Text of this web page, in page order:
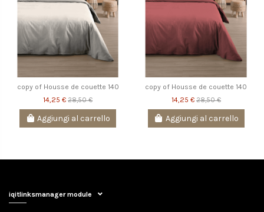
copy of Housse de couette 140
14,25 €28,50 €
Aggiungi al carrello
copy of Housse de couette 140
14,25 € 28,50 €
Aggiungi al carrello
iqitlinksmanager module